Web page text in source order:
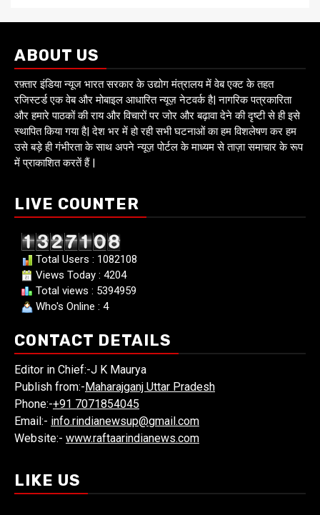
ABOUT US
रफ़्तार इंडिया न्यूज भारत सरकार के उद्योग मंत्रालय में वेब एक्ट के तहत
रजिस्टर्ड एक वेब और मोबाइल आधारित न्यूज़ नेटवर्क है| नागरिक पत्रकारिता
और हमारे पाठकों की राय और विचारों पर जोर और बढ़ावा देने की दृष्टी से ही इसे
स्थापित किया गया है| देश भर में हो रही सभी घटनाओं का हम विशलेषण कर हम
उसे बड़े ही गंभीरता के साथ अपने न्यूज़ पोर्टल के माध्यम से ताज़ा समाचार के रूप
में प्राकाशित करतें हैं |
LIVE COUNTER
Total Users : 1082108
Views Today : 4204
Total views : 5394959
Who's Online : 4
CONTACT DETAILS
Editor in Chief:-J K Maurya
Publish from:-Maharajganj Uttar Pradesh
Phone:-+91 7071854045
Email:- info.rindianewsup@gmail.com
Website:- www.raftaarindianews.com
LIKE US